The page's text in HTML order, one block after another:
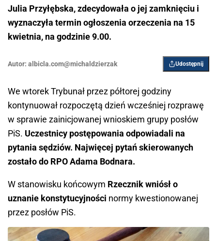
Julia Przyłębska, zdecydowała o jej zamknięciu i
wyznaczyła termin ogłoszenia orzeczenia na 15
kwietnia, na godzinie 9.00.
Autor: albicla.com@michaldzierzak Udostępnij
We wtorek Trybunał przez półtorej godziny
kontynuował rozpoczętą dzień wcześniej rozprawę
w sprawie zainicjowanej wnioskiem grupy posłów
PiS. Uczestnicy postępowania odpowiadali na
pytania sędziów. Najwięcej pytań skierowanych
zostało do RPO Adama Bodnara.
W stanowisku końcowym Rzecznik wniósł o
uznanie konstytucyjności normy kwestionowanej
przez posłów PiS.